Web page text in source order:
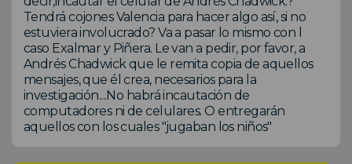
Tendrá cojones Valencia para hacer algo así, si no
estuviera involucrado? Va a pasar lo mismo con l
caso Exalmar y Piñera. Le van a pedir, por favor, a
Andrés Chadwick que le remita copia de aquellos
mensajes, que él crea, necesarios para la
investigación....No habrá incautación de
computadores ni de celulares. O entregarán
aquellos con los cuales "jugaban los niños"